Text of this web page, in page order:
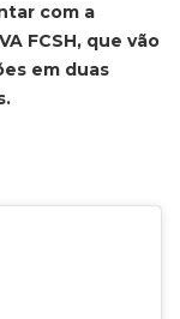
com a
FCSH, que vão
em duas